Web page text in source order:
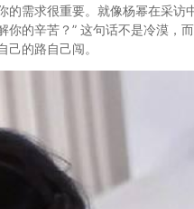
需求很重要。就像杨幂在采访
的辛苦？” 这句话不是冷漠，
的路自己闯。